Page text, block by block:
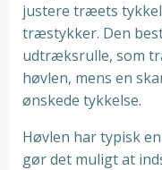
justere træets
træstykker. Den
udtræksrulle, som
høvlen, mens en
ønskede tykkelse.
Høvlen har typisk
gør det muligt at